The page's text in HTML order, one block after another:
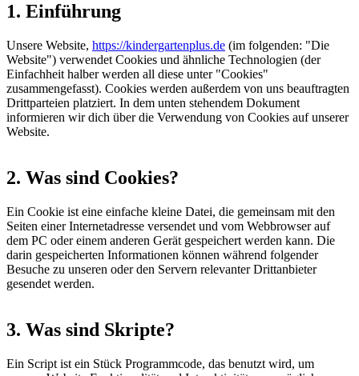
1. Einführung
Unsere Website, https://kindergartenplus.de (im folgenden: "Die
Website") verwendet Cookies und ähnliche Technologien (der
Einfachheit halber werden all diese unter "Cookies"
zusammengefasst). Cookies werden außerdem von uns beauftragten
Drittparteien platziert. In dem unten stehendem Dokument
informieren wir dich über die Verwendung von Cookies auf unserer
Website.
2. Was sind Cookies?
Ein Cookie ist eine einfache kleine Datei, die gemeinsam mit den
Seiten einer Internetadresse versendet und vom Webbrowser auf
dem PC oder einem anderen Gerät gespeichert werden kann. Die
darin gespeicherten Informationen können während folgender
Besuche zu unseren oder den Servern relevanter Drittanbieter
gesendet werden.
3. Was sind Skripte?
Ein Script ist ein Stück Programmcode, das benutzt wird, um